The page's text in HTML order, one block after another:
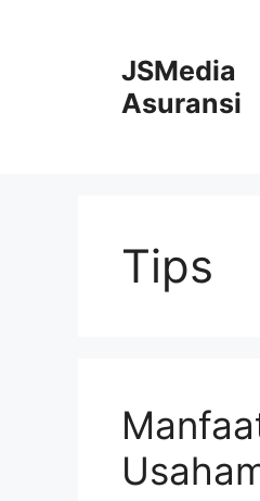
JSMedia
Asuransi
Tips